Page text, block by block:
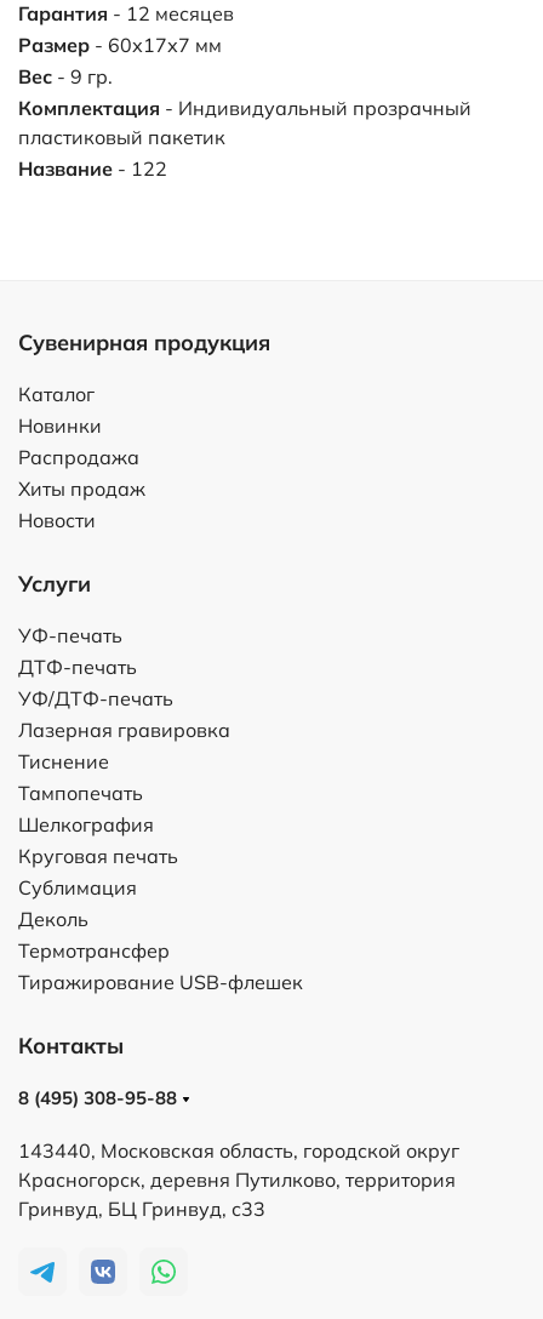
Гарантия - 12 месяцев
Размер - 60х17х7 мм
Вес - 9 гр.
Комплектация - Индивидуальный прозрачный
пластиковый пакетик
Название - 122
Сувенирная продукция
Каталог
Новинки
Распродажа
Хиты продаж
Новости
Услуги
УФ-печать
ДТФ-печать
УФ/ДТФ-печать
Лазерная гравировка
Тиснение
Тампопечать
Шелкография
Круговая печать
Сублимация
Деколь
Термотрансфер
Тиражирование USB-флешек
Контакты
8 (495) 308-95-88
143440, Московская область, городской округ
Красногорск, деревня Путилково, территория
Гринвуд, БЦ Гринвуд, с33